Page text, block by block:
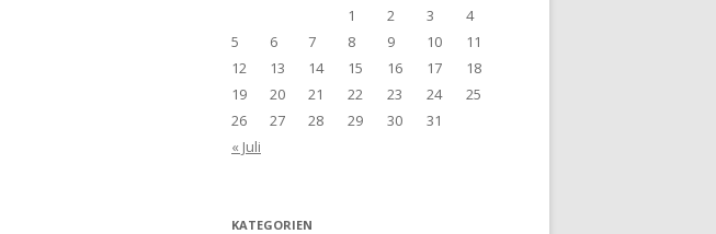
1
2 3
4
5
6 7 8 9 10
11
12
13 14 15 16 17
18
19
20 21 22 23 24
25
26
27 28 29 30
31
« Juli
KATEGORIEN